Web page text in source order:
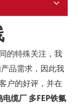
的特殊关注，我
品需求，因此我
户的好评，并在
电缆厂 多FEP铁氟